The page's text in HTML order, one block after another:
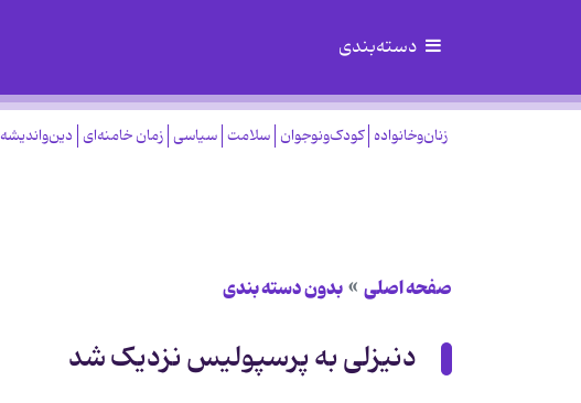
دسته‌بندی
زنان‌وخانواده کودک‌ونوجوان سلامت سیاسی زمان خامنه‌ای دین‌واندیشه
صفحه اصلی بدون دسته بندی
دنیزلی به پرسپولیس نزدیک شد